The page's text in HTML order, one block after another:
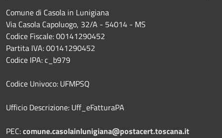
Comune di Casola in Lunigiana
Via Casola Capoluogo, 32/A - 54014 - MS
Codice Fiscale: 00141290452
Partita IVA: 00141290452
Codice IPA: c_b979
Codice Univoco: UFMPSQ
Ufficio Descrizione: Uff_eFatturaPA
PEC:comune.casolainlunigiana@postacert.toscana.it